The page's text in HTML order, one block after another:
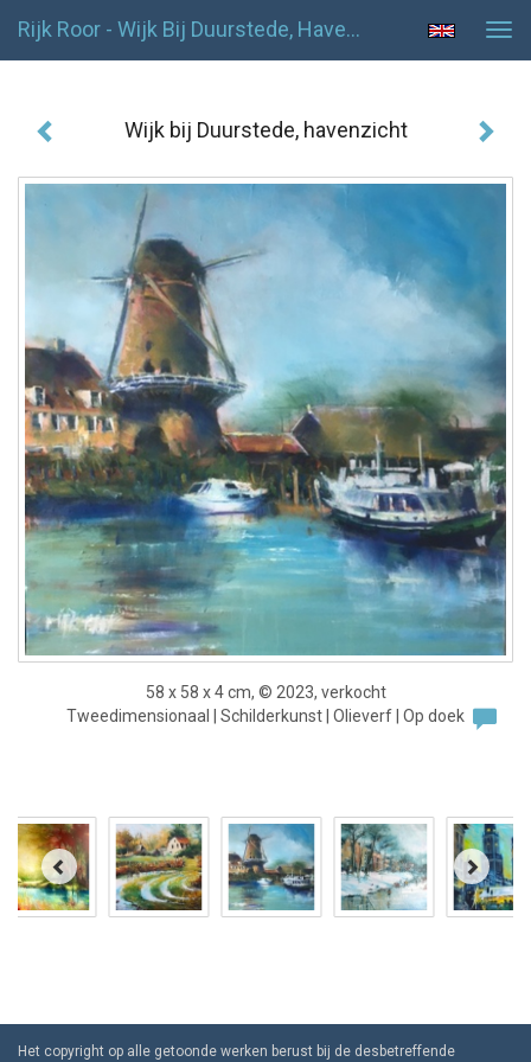
Rijk Roor - Wijk Bij Duurstede, Havenzicht
Wijk bij Duurstede, havenzicht
58 x 58 x 4 cm, © 2023, verkocht
Tweedimensionaal | Schilderkunst | Olieverf | Op doek
Het copyright op alle getoonde werken berust bij de desbetreffende